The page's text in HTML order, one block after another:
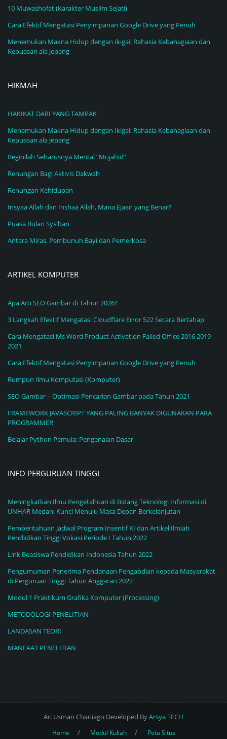
10 Muwashofat (Karakter Muslim Sejati)
Cara Efektif Mengatasi Penyimpanan Google Drive yang Penuh
Menemukan Makna Hidup dengan Ikigai: Rahasia Kebahagiaan dan
Kepuasan ala Jepang
HIKMAH
HAKIKAT DARI YANG TAMPAK
Menemukan Makna Hidup dengan Ikigai: Rahasia Kebahagiaan dan
Kepuasan ala Jepang
Beginilah Seharusnya Mental “Mujahid”
Renungan Bagi Aktivis Dakwah
Renungan Kehidupan
Insyaa Allah dan Inshaa Allah, Mana Ejaan yang Benar?
Puasa Bulan Sya’ban
Antara Miras, Pembunuh Bayi dan Pemerkosa
ARTIKEL KOMPUTER
Apa Arti SEO Gambar di Tahun 2026?
3 Langkah Efektif Mengatasi Cloudflare Error 522 Secara Bertahap
Cara Mengatasi Ms Word Product Activation Failed Office 2016 2019
2021
Cara Efektif Mengatasi Penyimpanan Google Drive yang Penuh
Rumpun Ilmu Komputasi (Komputer)
SEO Gambar – Optimasi Pencarian Gambar pada Tahun 2021
FRAMEWORK JAVASCRIPT YANG PALING BANYAK DIGUNAKAN PARA
PROGRAMMER
Belajar Python Pemula: Pengenalan Dasar
INFO PERGURUAN TINGGI
Meningkatkan Ilmu Pengetahuan di Bidang Teknologi Informasi di
UNHAR Medan: Kunci Menuju Masa Depan Berkelanjutan
Pemberitahuan Jadwal Program Insentif KI dan Artikel Ilmiah
Pendidikan Tinggi Vokasi Periode I Tahun 2022
Link Beasiswa Pendidikan Indonesia Tahun 2022
Pengumuman Penerima Pendanaan Pengabdian kepada Masyarakat
di Perguruan Tinggi Tahun Anggaran 2022
Modul 1 Praktikum Grafika Komputer (Processing)
METODOLOGI PENELITIAN
LANDASAN TEORI
MANFAAT PENELITIAN
Ari Usman Chaniago Developed ByArsya TECH
Home Modul Kuliah Peta Situs